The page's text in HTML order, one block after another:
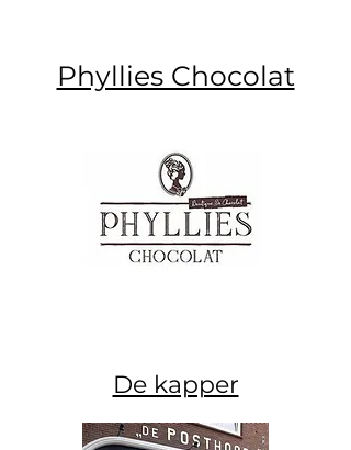
Phyllies Chocolat
De kapper